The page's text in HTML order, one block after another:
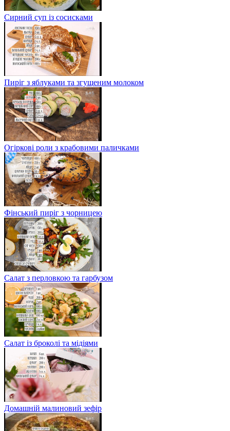
Сирний суп із сосисками
Пиріг з яблуками та згущеним молоком
Огіркові роли з крабовими паличками
Фінський пиріг з чорницею
Салат з перловкою та гарбузом
Салат із броколі та мідіями
Домашній малиновий зефір